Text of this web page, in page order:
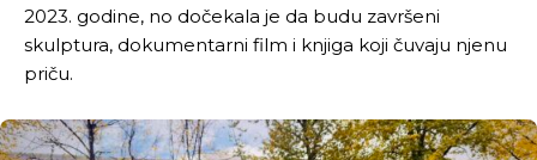
2023. godine, no dočekala je da budu završeni
skulptura, dokumentarni film i knjiga koji čuvaju njenu
priču.